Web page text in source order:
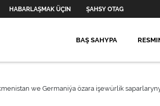
HABARLAŞMAK ÜÇIN ŞAHSY OTAG
BAŞ SAHYPA
we Germaniýa özara işewürlik